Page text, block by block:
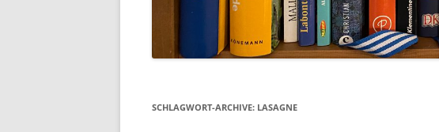
SCHLAGWORT-ARCHIVE: LASAGNE